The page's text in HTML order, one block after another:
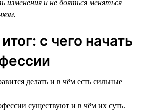
изменения и не бояться меняться
с чего начать
делать и в чём есть сильные
существуют и в чём их суть.